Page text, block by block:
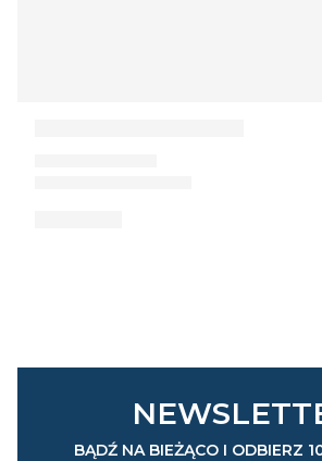
BĄDŹ NA BIEŻĄCO I ODBIERZ